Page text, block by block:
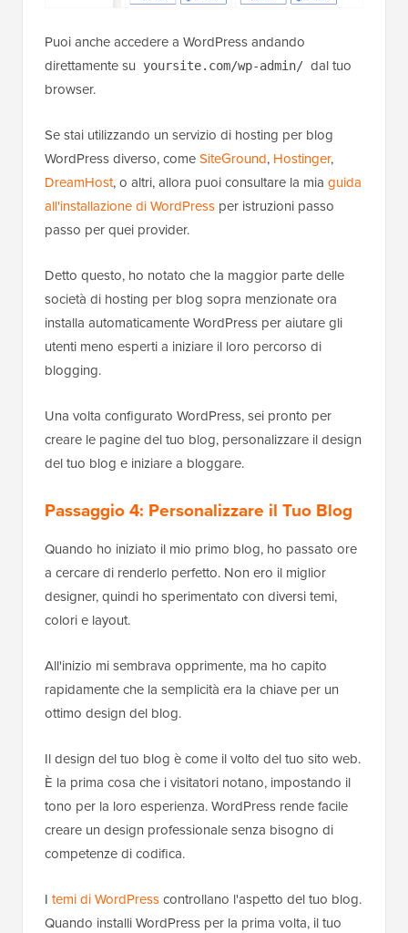
Puoi anche accedere a WordPress andando
direttamente su
yoursite.com/wp-admin/ dal tuo
browser.
Se stai utilizzando un servizio di hosting per blog
WordPress diverso, comeSiteGround, Hostinger,
DreamHost, o altri, allora puoi consultare la mia guida
all'installazione di WordPress per istruzioni passo
passo per quei provider.
Detto questo, ho notato che la maggior parte delle
società di hosting per blog sopra menzionate ora
installa automaticamente WordPress per aiutare gli
utenti meno esperti a iniziare il loro percorso di
blogging.
Una volta configurato WordPress, sei pronto per
creare le pagine del tuo blog, personalizzare il design
del tuo blog e iniziare a bloggare.
Passaggio 4: Personalizzare il Tuo Blog
Quando ho iniziato il mio primo blog, ho passato ore
a cercare di renderlo perfetto. Non ero il miglior
designer, quindi ho sperimentato con diversi temi,
colori e layout.
All'inizio mi sembrava opprimente, ma ho capito
rapidamente che la semplicità era la chiave per un
ottimo design del blog.
Il design del tuo blog è come il volto del tuo sito web.
È la prima cosa che i visitatori notano, impostando il
tono per la loro esperienza. WordPress rende facile
creare un design professionale senza bisogno di
competenze di codifica.
I temi di WordPresscontrollano l'aspetto del tuo blog.
Quando installi WordPress per la prima volta, il tuo